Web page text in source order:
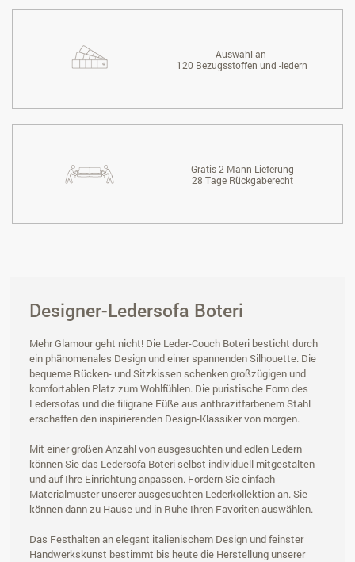
Auswahl an
120 Bezugsstoffen und -ledern
Gratis 2-Mann Lieferung
28 Tage Rückgaberecht
Designer-Ledersofa Boteri
Mehr Glamour geht nicht! Die Leder-Couch Boteri besticht durch
ein phänomenales Design und einer spannenden Silhouette. Die
bequeme Rücken- und Sitzkissen schenken großzügigen und
komfortablen Platz zum Wohlfühlen. Die puristische Form des
Ledersofas und die filigrane Füße aus anthrazitfarbenem Stahl
erschaffen den inspirierenden Design-Klassiker von morgen.
Mit einer großen Anzahl von ausgesuchten und edlen Ledern
können Sie das Ledersofa Boteri selbst individuell mitgestalten
und auf Ihre Einrichtung anpassen. Fordern Sie einfach
Materialmuster unserer ausgesuchten Lederkollektion an. Sie
können dann zu Hause und in Ruhe Ihren Favoriten auswählen.
Das Festhalten an elegant italienischem Design und feinster
Handwerkskunst bestimmt bis heute die Herstellung unserer